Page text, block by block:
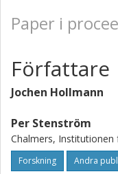
Paper i
Författare
Jochen Hollmann
Per Stenström
Chalmers,
Forskning Andra